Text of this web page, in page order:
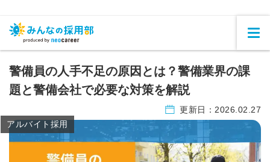
警備員の人手不足の原因とは？警備業界の課
題と警備会社で必要な対策を解説
更新日： 2026.02.27
アルバイト採用